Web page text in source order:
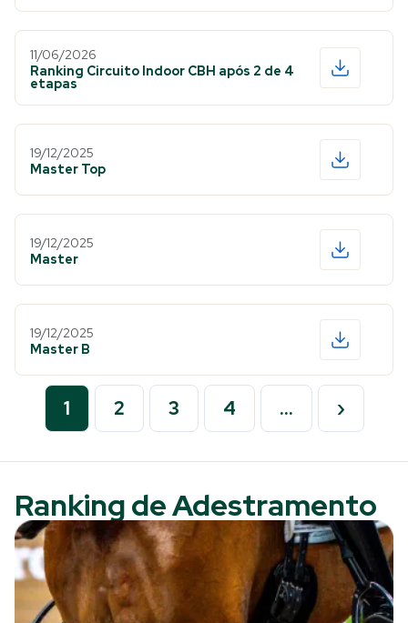
11/06/2026
Ranking Circuito Indoor CBH após 2 de 4
etapas
19/12/2025
Master Top
19/12/2025
Master
19/12/2025
Master B
1 2 3 4 … ›
Ranking de Adestramento